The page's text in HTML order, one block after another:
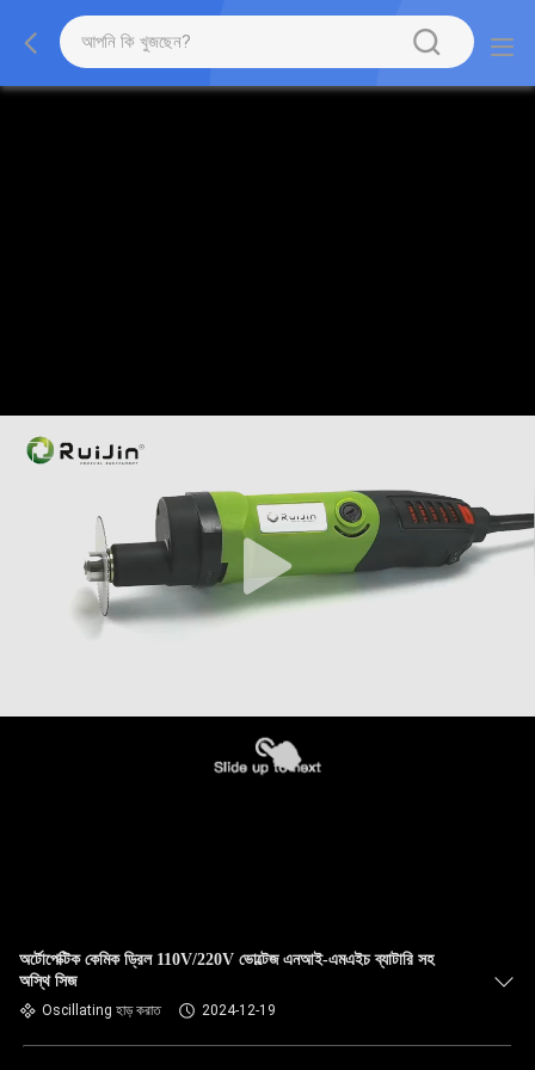
অর্টোপেক্টিক কেমিক ড্রিল 110V/220V ভোল্টেজ এনআই-এমএইচ ব্যাটারি সহ
অস্থি সিজ
Oscillating হাড় করাত 2024-12-19